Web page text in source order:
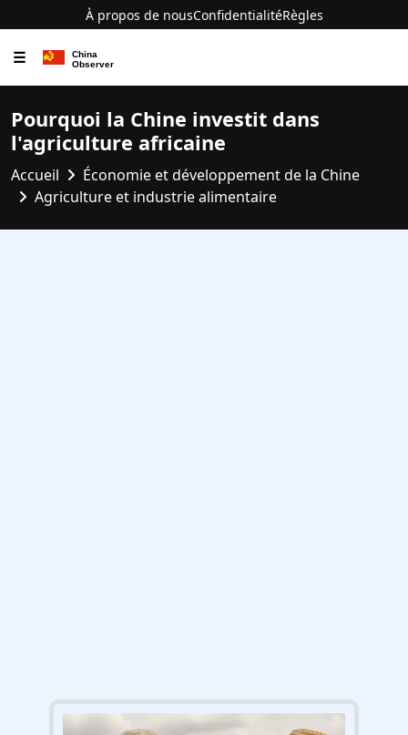
À propos de nousConfidentialitéRègles
☰
Pourquoi la Chine investit dans
l'agriculture africaine
Accueil
Économie et développement de la Chine
Agriculture et industrie alimentaire